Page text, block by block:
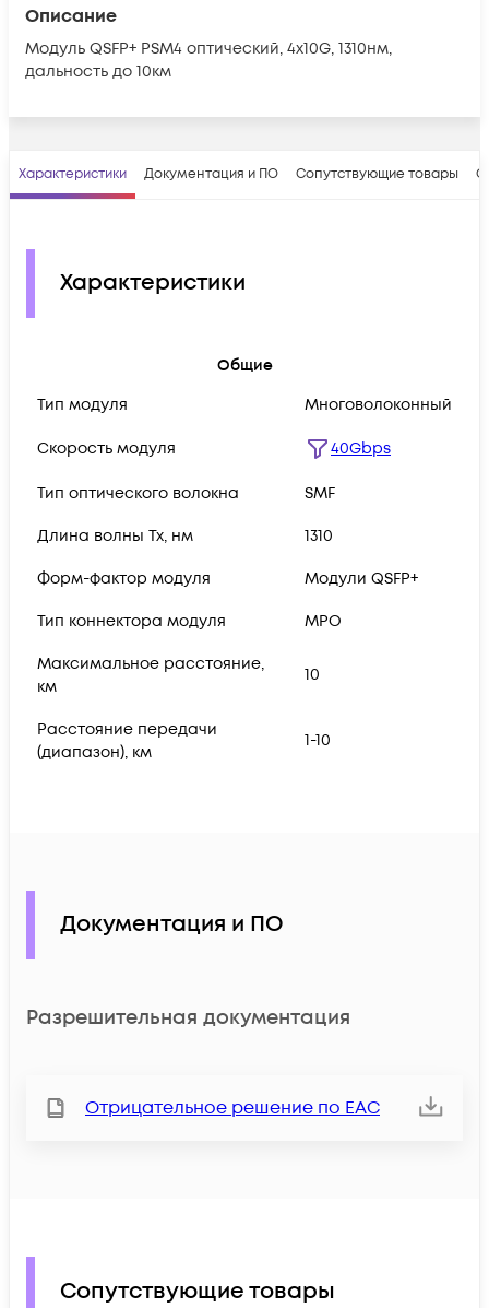
Описание
Модуль QSFP+ PSM4 оптический, 4x10G, 1310нм,
дальность до 10км
Характеристики Документация и ПО Сопутствующие товары
Характеристики
Общие
Тип модуля
Многоволоконный
Скорость модуля 40Gbps
Тип оптического волокна SMF
Длина волны Tx, нм 1310
Форм-фактор модуля Модули QSFP+
Тип коннектора модуля MPO
Максимальное расстояние,
км
10
Расстояние передачи
(диапазон), км
1-10
Документация и ПО
Разрешительная документация
Отрицательное решение по ЕАС
Сопутствующие товары